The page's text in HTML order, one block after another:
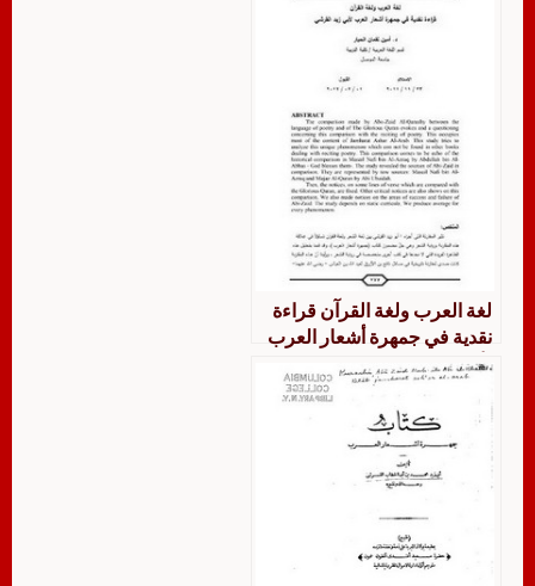
لغة العرب ولغة القرآن قراءة
نقدية في جمهرة أشعار العرب
لأبي زيد القرشي